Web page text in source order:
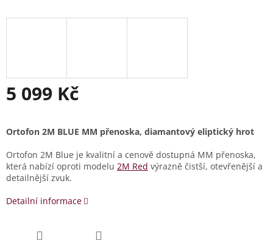
5 099 Kč
cena:
Ortofon 2M BLUE MM přenoska, diamantový eliptický hrot
Ortofon 2M Blue je kvalitní a cenově dostupná MM přenoska,
která nabízí oproti modelu 2M Red výrazně čistší, otevřenější a
detailnější zvuk.
Detailní informace